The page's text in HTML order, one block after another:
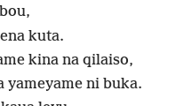
kuta.
kina na qilaiso,
yameyame ni buka.